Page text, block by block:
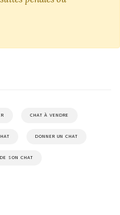
CHAT À VENDRE
DONNER UN CHAT
SON CHAT